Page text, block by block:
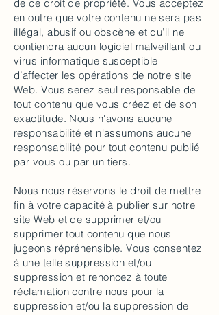
de ce droit de propriété. Vous acceptez
en outre que votre contenu ne sera pas
illégal, abusif ou obscène et qu’il ne
contiendra aucun logiciel malveillant ou
virus informatique susceptible
d’affecter les opérations de notre site
Web. Vous serez seul responsable de
tout contenu que vous créez et de son
exactitude. Nous n'avons aucune
responsabilité et n'assumons aucune
responsabilité pour tout contenu publié
par vous ou par un tiers.
Nous nous réservons le droit de mettre
fin à votre capacité à publier sur notre
site Web et de supprimer et/ou
supprimer tout contenu que nous
jugeons répréhensible. Vous consentez
à une telle suppression et/ou
suppression et renoncez à toute
réclamation contre nous pour la
suppression et/ou la suppression de